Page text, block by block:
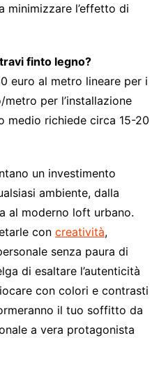
l’effetto di
finto legno?
euro al metro lineare per i
per l’installazione
medio richiede circa 15-20
un investimento
ambiente, dalla
al moderno loft urbano.
con creatività,
senza paura di
di esaltare l’autenticità
con colori e contrasti
il tuo soffitto da
a vera protagonista